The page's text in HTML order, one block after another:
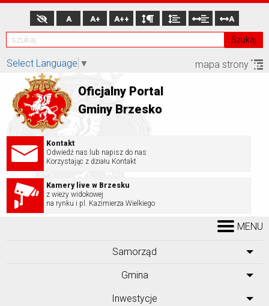
Szukaj
A A+ A++ A
Select Language ▼ mapa strony
Oficjalny Portal
Gminy Brzesko
Kontakt
Odwiedź nas lub napisz do nas
Korzystając z działu Kontakt
Kamery live w Brzesku
z wieży widokowej
na rynku i pl. Kazimierza Wielkiego
MENU
Samorząd
Gmina
Inwestycje